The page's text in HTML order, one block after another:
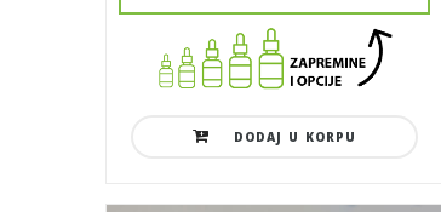
DODAJ U KORPU